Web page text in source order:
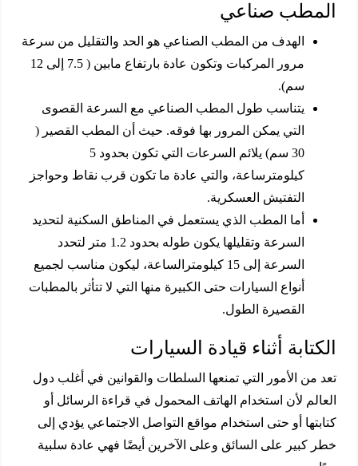
المطب صناعي
الهدف من المطب الصناعي هو الحد والتقليل من سرعة
مرور المركبات وتكون عادة بارتفاع مابين ( 7.5 إلى 12
سم).
يتناسب طول المطب الصناعي مع السرعة القصوى
التي يمكن المرور بها فوقه. حيث أن المطب القصير (
30 سم) يلائم السرعات التي تكون بحدود 5
كيلومترساعة، والتي عادة ما تكون قرب نقاط وحواجز
التفتيش العسكرية.
أما المطب الذي يستعمل في المناطق السكنية لتحديد
السرعة وتقليلها يكون طوله بحدود 1.2 متر لتحدد
السرعة إلى 15 كيلومترالساعة، ليكون مناسب لجميع
أنواع السيارات حتى الكبيرة منها التي لا تتأثر بالمطبات
القصيرة الطول.
الكتابة أثناء قيادة السيارات
تعد من الأمور التي تمنعها السلطات والقوانين في أغلب دول
العالم لأن استخدام الهاتف المحمول في قراءة الرسائل أو
كتابتها أو حتى استخدام مواقع التواصل الاجتماعي يؤدي إلى
خطر كبير على السائق وعلى الآخرين أيضًا فهي عادة سلبية